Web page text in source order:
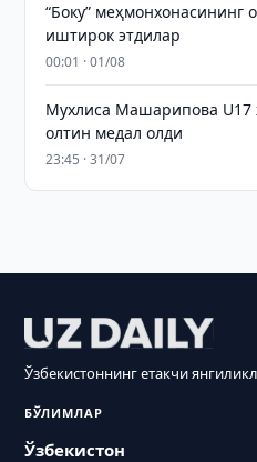
“Боку”
иштирок этдилар
00:01 · 01/08
Мухлиса Машарипова U17
олтин медал олди
23:45 · 31/07
Ўзбекистоннинг етакчи
БЎЛИМЛАР
Ўзбекистон